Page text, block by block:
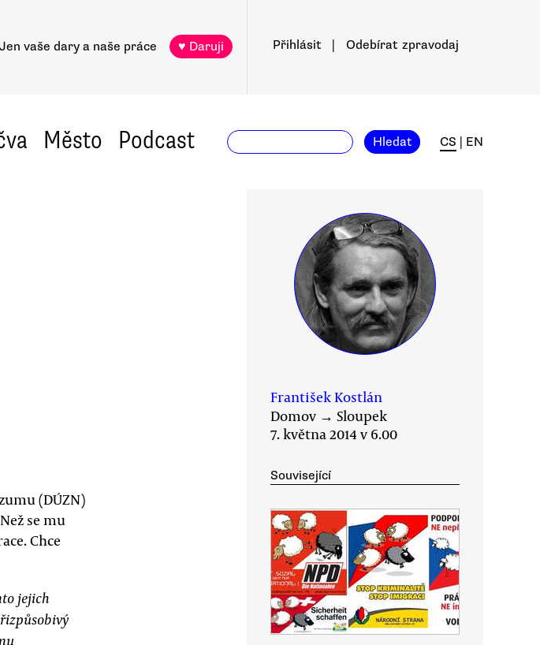
Jen vaše dary a naše práce ♥ Daruji Přihlásit Odebírat zpravodaj
Město Podcast Hledat CS EN
(DÚZN)
se mu
Chce
jejich
František Kostlán
Domov → Sloupek
7. května 2014 v 6.00
Související